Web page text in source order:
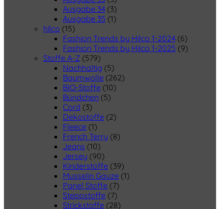
Ausgabe 34 (3)
Ausgabe 35 (1)
hilco (15)
Fashion Trends by Hilco 1-2024 (6)
Fashion Trends by Hilco 1-2025 (9)
Stoffe A-Z (579)
Nachhaltig (5)
Baumwolle (262)
BIO-Stoffe (10)
Bündchen (5)
Cord (3)
Dekostoffe (2)
Fleece (1)
French Terry (8)
Jeans (10)
Jersey (90)
Kinderstoffe (39)
Musselin Gauze (1)
Panel Stoffe (7)
Steppstoffe (7)
Strickstoffe (28)